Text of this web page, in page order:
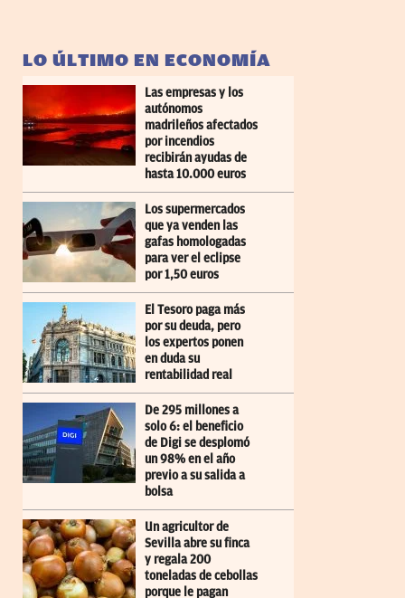
LO ÚLTIMO EN ECONOMÍA
Las empresas y los
autónomos
madrileños afectados
por incendios
recibirán ayudas de
hasta 10.000 euros
Los supermercados
que ya venden las
gafas homologadas
para ver el eclipse
por 1,50 euros
El Tesoro paga más
por su deuda, pero
los expertos ponen
en duda su
rentabilidad real
De 295 millones a
solo 6: el beneficio
de Digi se desplomó
un 98% en el año
previo a su salida a
bolsa
Un agricultor de
Sevilla abre su finca
y regala 200
toneladas de cebollas
porque le pagan